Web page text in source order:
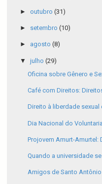
► outubro (31)
► setembro (10)
► agosto (8)
▼ julho (29)
Oficina sobre Gênero e
Café com Direitos:
Direito à liberdade sexual
Dia Nacional do
Projovem Amurt-Amurtel:
Quando a universidade
Amigos de Santo Antônio